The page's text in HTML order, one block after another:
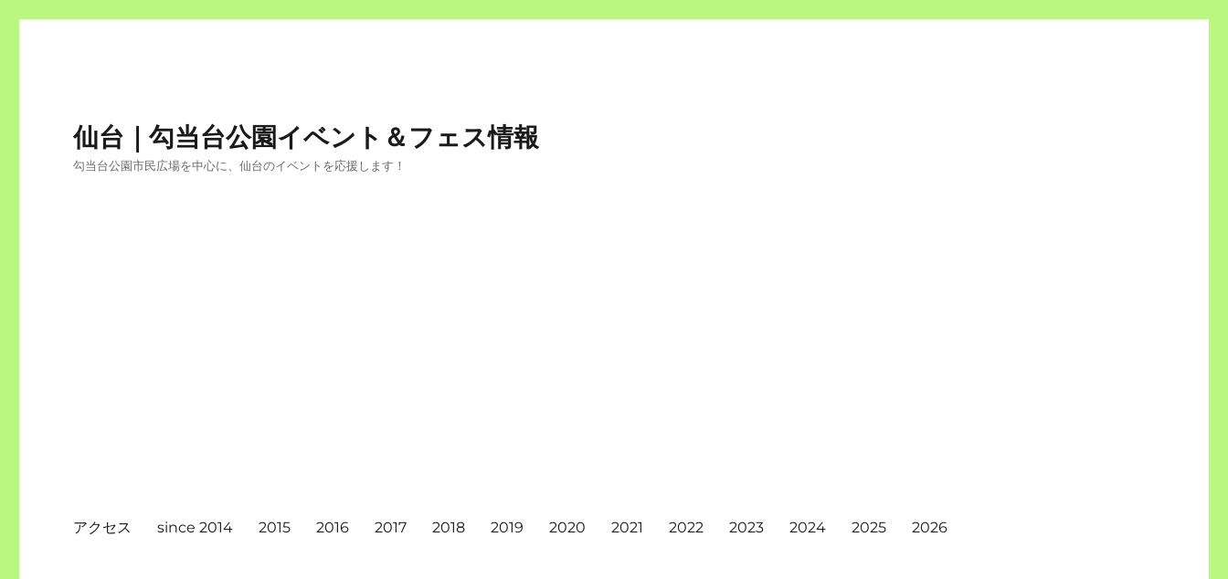
仙台｜勾当台公園イベント＆フェス情報
勾当台公園市民広場を中心に、仙台のイベントを応援します！
アクセス since 2014 2015 2016 2017 2018 2019 2020 2021 2022 2023 2024 2025 2026